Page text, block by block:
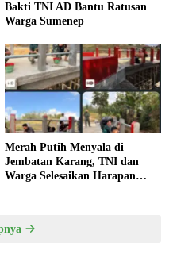
Bakti TNI AD Bantu Ratusan
Warga Sumenep
Merah Putih Menyala di
Jembatan Karang, TNI dan
Warga Selesaikan Harapan